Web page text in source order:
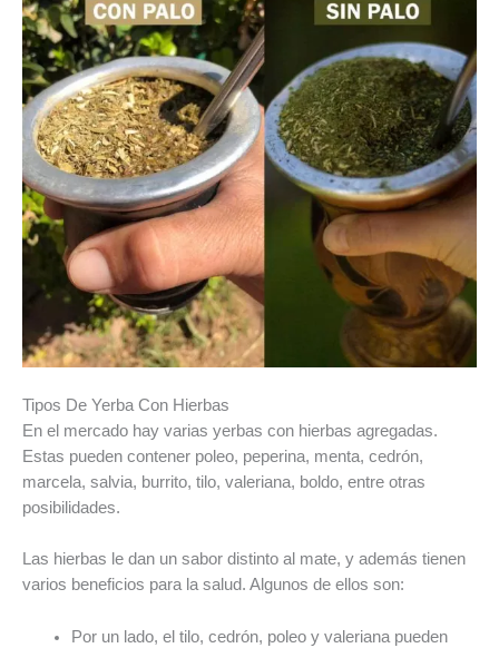
Tipos De Yerba Con Hierbas
En el mercado hay varias yerbas con hierbas agregadas.
Estas pueden contener poleo, peperina, menta, cedrón,
marcela, salvia, burrito, tilo, valeriana, boldo, entre otras
posibilidades.
Las hierbas le dan un sabor distinto al mate, y además tienen
varios beneficios para la salud. Algunos de ellos son:
Por un lado, el tilo, cedrón, poleo y valeriana pueden